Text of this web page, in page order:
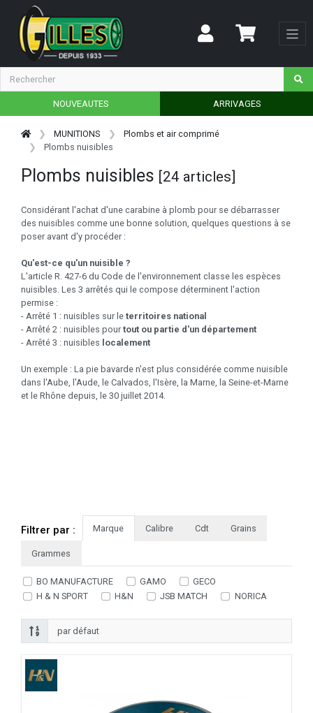
NOUVEAUTES ARRIVAGES
MUNITIONS
Plombs et air comprimé
Plombs nuisibles
Plombs nuisibles [24 articles]
Considérant l'achat d'une carabine à plomb pour se débarrasser
des nuisibles comme une bonne solution, quelques questions à se
poser avant d'y procéder :
Qu'est-ce qu'un nuisible ?
L'article R. 427-6 du Code de l'environnement classe les espèces
nuisibles. Les 3 arrêtés qui le compose déterminent l'action
permise :
- Arrêté 1 : nuisibles sur le territoires national
- Arrêté 2 : nuisibles pour tout ou partie d'un département
- Arrêté 3 : nuisibles localement
Un exemple : La pie bavarde n'est plus considérée comme nuisible
dans l'Aube, l'Aude, le Calvados, l'Isère, la Marne, la Seine-et-Marne
et le Rhône depuis, le 30 juillet 2014.
Filtrer par : Marque Calibre Cdt Grains
Grammes
BO MANUFACTURE GAMO
GECO
H & N SPORT
H&N JSB MATCH NORICA